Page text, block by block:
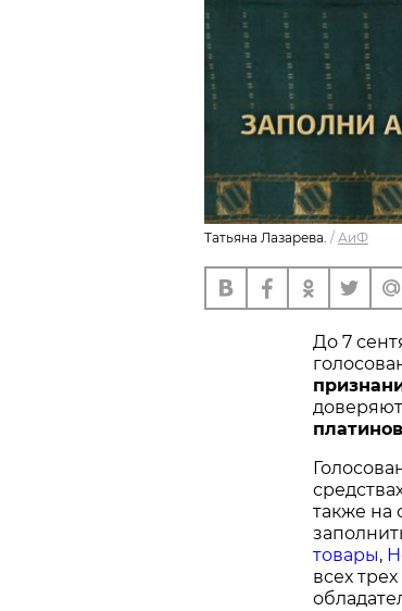
Татьяна Лазарева. / АиФ
До 7
также на
товары,
всех